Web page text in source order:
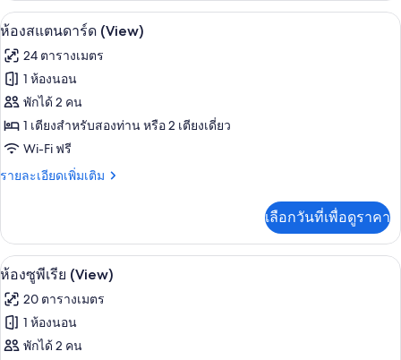
กับ
ห้อง
เปิด
ภาพถ่าย
ทั้งหมด
ของ
ห้อง
สแตนดาร์ด
(View)
ห้องสแตนดาร์ด (View) | ตู้นิรภัยในห้อ
12
ห้องสแตนดาร์ด (View)
24 ตารางเมตร
1 ห้องนอน
พักได้ 2 คน
1 เตียงสำหรับสองท่าน หรือ 2 เตียงเดี่ยว
Wi-Fi ฟรี
รายละเอียดเพิ่มเติม
ราย
เกี่ยว
กับ
ห้อง
สแตนดาร์ด
(View)
เลือกวันที่เพื่อดูราคา
เปิด
ภาพถ่าย
ทั้งหมด
ของ
ห้องซูพีเรีย (View) | ตู้นิรภัยในห้องพัก
9
ห้องซูพีเรีย (View)
20 ตารางเมตร
1 ห้องนอน
พักได้ 2 คน